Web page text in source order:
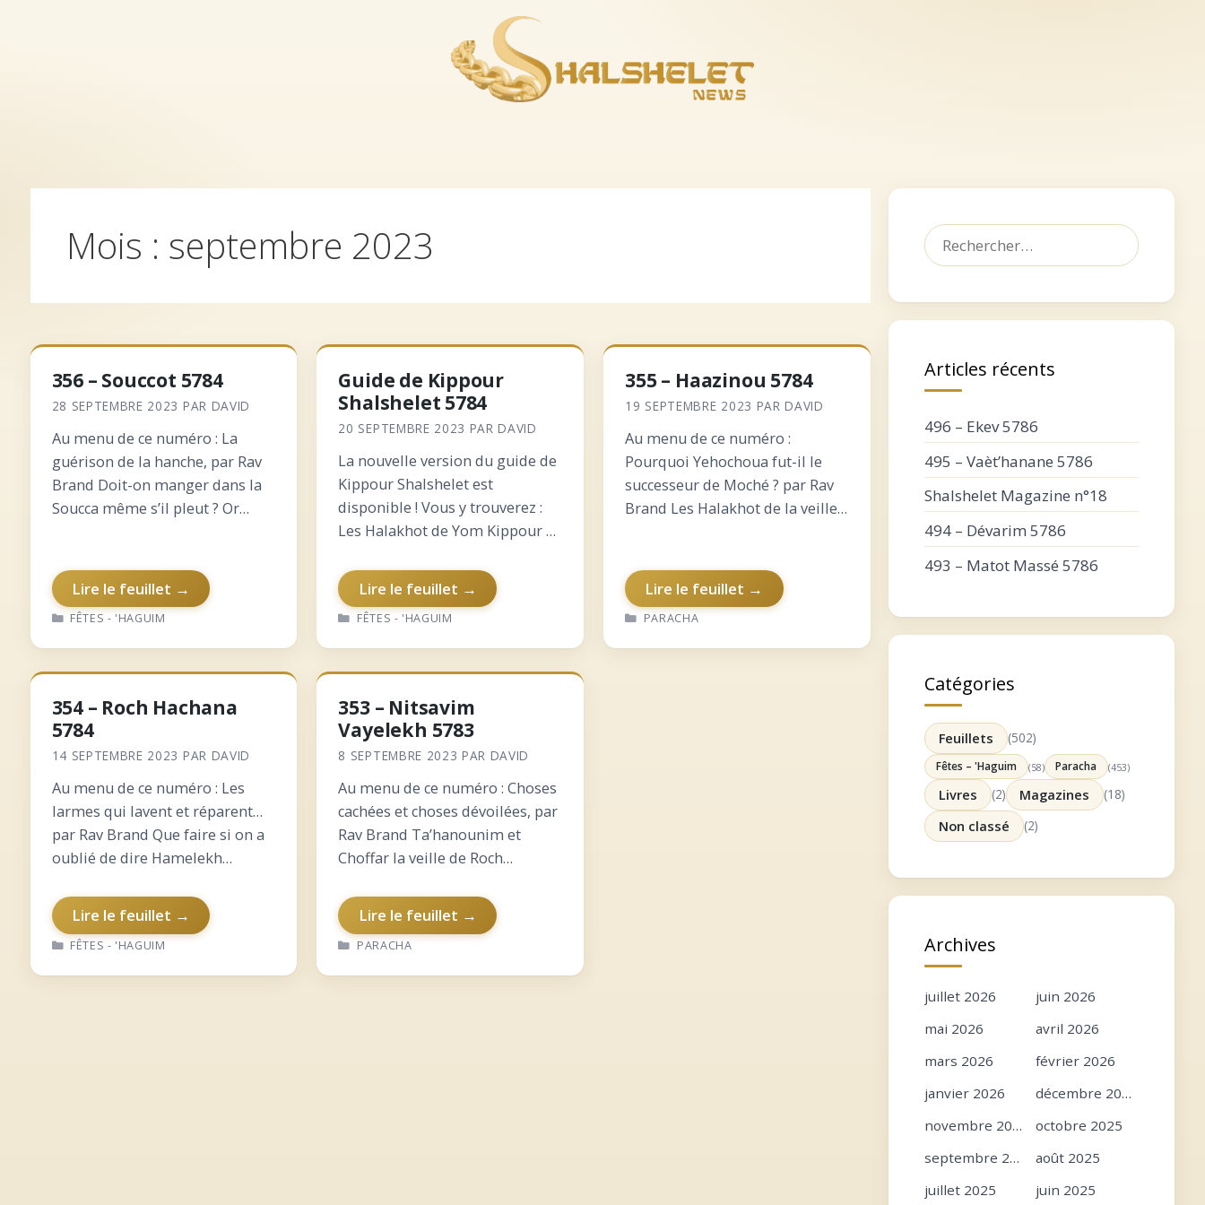
Mois : septembre 2023
356 – Souccot 5784
28 SEPTEMBRE 2023 PAR DAVID
Au menu de ce numéro : La
guérison de la hanche, par Rav
Brand Doit-on manger dans la
Soucca même s’il pleut ? Or
Loulav… 360 heures pour tout
reconstruire…
Lire le feuillet →
CATÉGORIES
FÊTES - 'HAGUIM
Guide de Kippour
Shalshelet 5784
20 SEPTEMBRE 2023 PAR DAVID
La nouvelle version du guide de
Kippour Shalshelet est
disponible ! Vous y trouverez :
Les Halakhot de Yom Kippour et
sur les prières de Yom Kippour
par ordre chronologique Des
traductions explicatives du
Vidouy, du…
Lire le feuillet →
CATÉGORIES
FÊTES - 'HAGUIM
355 – Haazinou 5784
19 SEPTEMBRE 2023 PAR DAVID
Au menu de ce numéro :
Pourquoi Yehochoua fut-il le
successeur de Moché ? par Rav
Brand Les Halakhot de la veille
: comment faire Téchouva ?
L’explication de…
Lire le feuillet →
CATÉGORIES
PARACHA
354 – Roch Hachana
5784
14 SEPTEMBRE 2023 PAR DAVID
Au menu de ce numéro : Les
larmes qui lavent et réparent…
par Rav Brand Que faire si on a
oublié de dire Hamelekh
Pourquoi on ne mange pas
certains aliments à Roch
Hachana ? Ce qui est…
Lire le feuillet →
CATÉGORIES
FÊTES - 'HAGUIM
353 – Nitsavim
Vayelekh 5783
8 SEPTEMBRE 2023 PAR DAVID
Au menu de ce numéro : Choses
cachées et choses dévoilées, par
Rav Brand Ta’hanounim et
Choffar la veille de Roch
Tsion Goldberg-Yadler ? Or
Létsion : les bases de la
Techouva Comment aborder le
Séder…
Lire le feuillet →
CATÉGORIES
PARACHA
Rechercher :
Articles récents
496 – Ekev 5786
495 – Vaèt’hanane 5786
Shalshelet Magazine n°18
494 – Dévarim 5786
493 – Matot Massé 5786
Catégories
Feuillets (502)
Fêtes – 'Haguim (58) Paracha (453)
Livres (2) Magazines (18)
Non classé (2)
Archives
juillet 2026
juin 2026
mai 2026
avril 2026
mars 2026
février 2026
janvier 2026
décembre 2025
novembre 2025
octobre 2025
septembre 2025
août 2025
juillet 2025
juin 2025